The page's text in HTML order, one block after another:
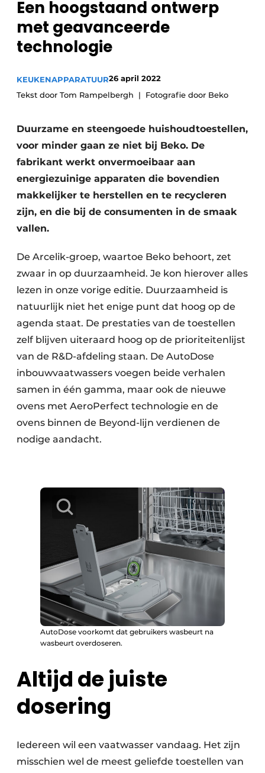
Privacy / Cookie statement
Vacature aanmelden
Video’s
Een hoogstaand ontwerp
met geavanceerde
technologie
KEUKENAPPARATUUR26 april 2022
Tekst door Tom Rampelbergh
Fotografie door Beko
Duurzame en steengoede huishoudtoestellen,
voor minder gaan ze niet bij Beko. De
fabrikant werkt onvermoeibaar aan
energiezuinige apparaten die bovendien
makkelijker te herstellen en te recycleren
zijn, en die bij de consumenten in de smaak
vallen.
De Arcelik-groep, waartoe Beko behoort, zet
zwaar in op duurzaamheid. Je kon hierover alles
lezen in onze vorige editie. Duurzaamheid is
natuurlijk niet het enige punt dat hoog op de
agenda staat. De prestaties van de toestellen
zelf blijven uiteraard hoog op de prioriteitenlijst
van de R&D-afdeling staan. De AutoDose
inbouwvaatwassers voegen beide verhalen
samen in één gamma, maar ook de nieuwe
ovens met AeroPerfect technologie en de
ovens binnen de Beyond-lijn verdienen de
nodige aandacht.
AutoDose voorkomt dat gebruikers wasbeurt na
wasbeurt overdoseren.
Altijd de juiste
dosering
Iedereen wil een vaatwasser vandaag. Het zijn
misschien wel de meest geliefde toestellen van